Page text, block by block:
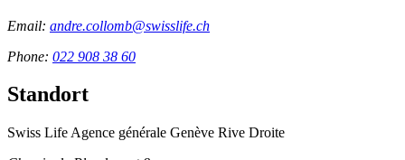
Email: andre.collomb@swisslife.ch
Phone: 022 908 38 60
Standort
Swiss Life Agence générale Genève Rive Droite